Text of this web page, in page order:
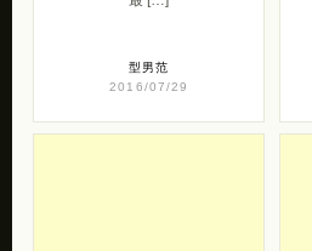
型男范
2016/07/29